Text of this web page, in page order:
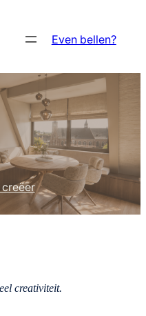
Even bellen?
creativiteit.